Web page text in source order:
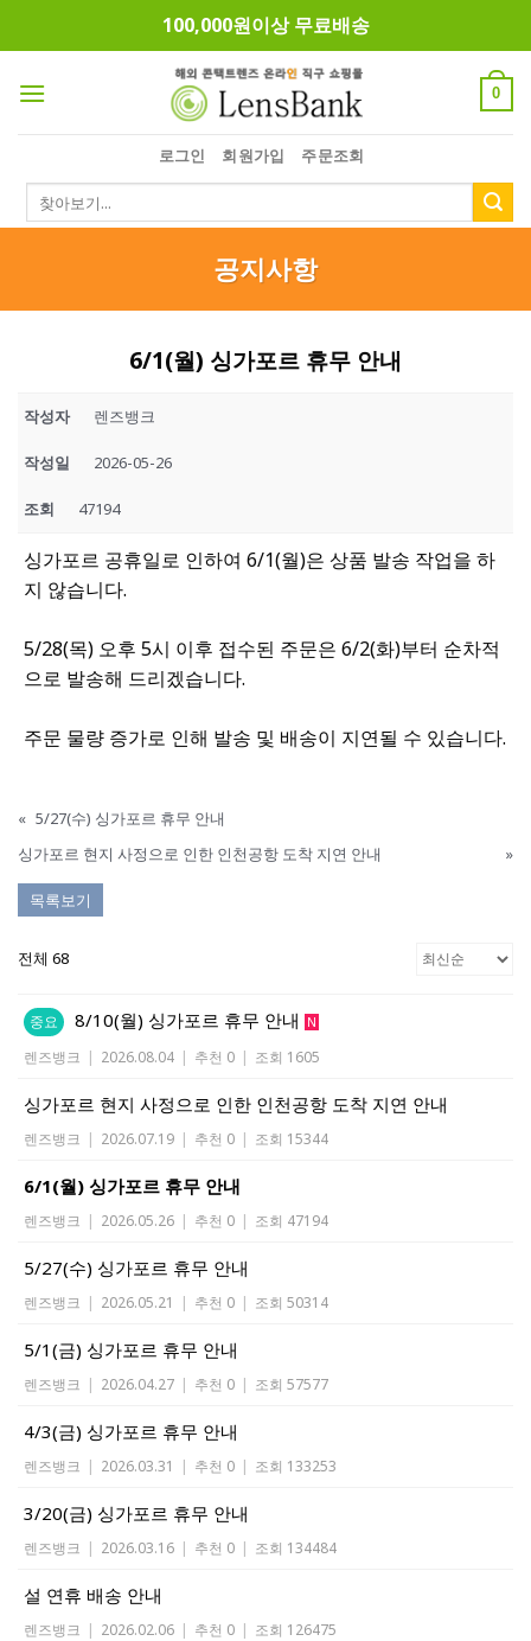
100,000원이상 무료배송
0
로그인 회원가입 주문조회
색:
공지사항
6/1(월) 싱가포르 휴무 안내
작성자 렌즈뱅크
작성일 2026-05-26
조회 47194
싱가포르 공휴일로 인하여 6/1(월)은 상품 발송 작업을 하
지 않습니다.
5/28(목) 오후 5시 이후 접수된 주문은 6/2(화)부터 순차적
으로 발송해 드리겠습니다.
주문 물량 증가로 인해 발송 및 배송이 지연될 수 있습니다.
« 5/27(수) 싱가포르 휴무 안내
싱가포르 현지 사정으로 인한 인천공항 도착 지연 안내
»
목록보기
전체 68
중요 8/10(월) 싱가포르 휴무 안내 N
렌즈뱅크 | 2026.08.04 | 추천 0 | 조회 1605
싱가포르 현지 사정으로 인한 인천공항 도착 지연 안내
렌즈뱅크 | 2026.07.19 | 추천 0 | 조회 15344
6/1(월) 싱가포르 휴무 안내
렌즈뱅크 | 2026.05.26 | 추천 0 | 조회 47194
5/27(수) 싱가포르 휴무 안내
렌즈뱅크 | 2026.05.21 | 추천 0 | 조회 50314
5/1(금) 싱가포르 휴무 안내
렌즈뱅크 | 2026.04.27 | 추천 0 | 조회 57577
4/3(금) 싱가포르 휴무 안내
렌즈뱅크 | 2026.03.31 | 추천 0 | 조회 133253
3/20(금) 싱가포르 휴무 안내
렌즈뱅크 | 2026.03.16 | 추천 0 | 조회 134484
설 연휴 배송 안내
렌즈뱅크 | 2026.02.06 | 추천 0 | 조회 126475